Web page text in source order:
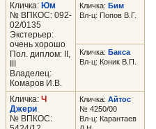
Кличка: Юм
№ ВПКОС: 092-
02/0135
Экстерьер:
очень хорошо
Пол. диплом: II,
Владелец:
Комаров И.В.
Кличка: Бим
Вл-ц: Попов В.Г.
Кличка: Бакса
Вл-ц: Коник В.П.
Кличка: Ч
Джери
№ ВПКОС:
Кличка: Айтос
№ 4250/00
Вл-ц: Карантаев